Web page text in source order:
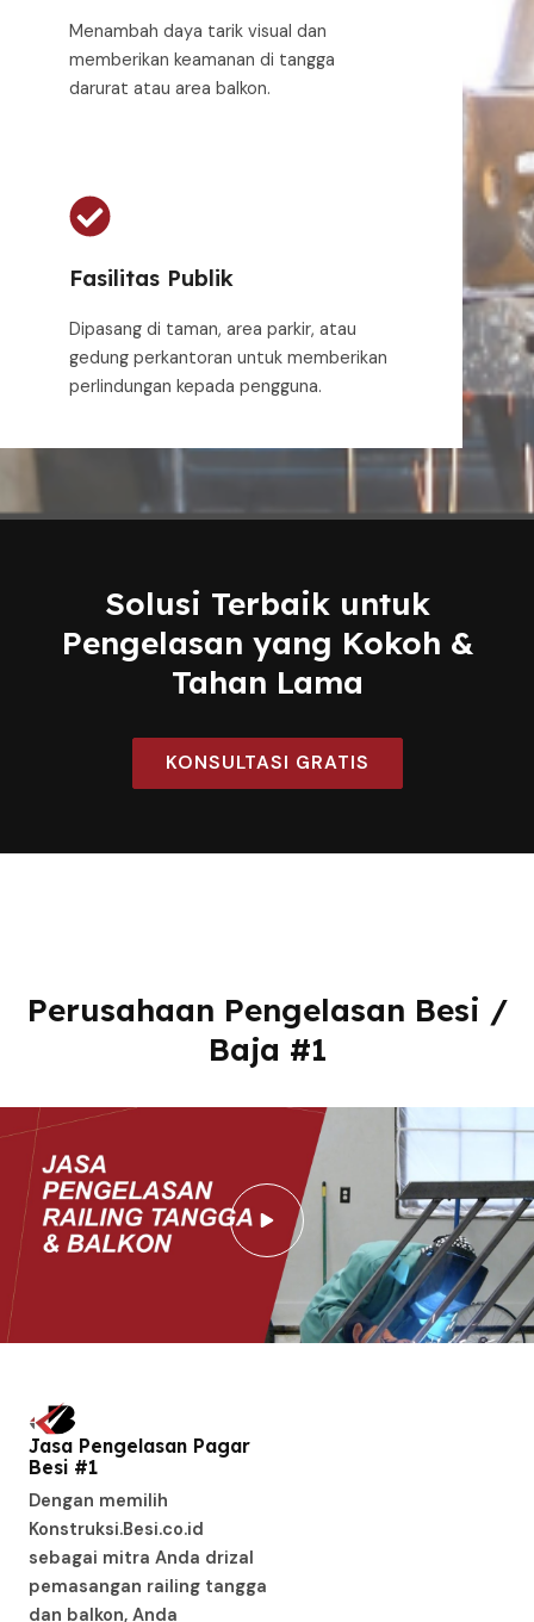
Menambah daya tarik visual dan
memberikan keamanan di tangga
darurat atau area balkon.
Fasilitas Publik
Dipasang di taman, area parkir, atau
gedung perkantoran untuk memberikan
perlindungan kepada pengguna.
Solusi Terbaik untuk
Pengelasan yang Kokoh &
Tahan Lama
KONSULTASI GRATIS
Perusahaan Pengelasan Besi /
Baja #1
Jasa Pengelasan Pagar
Besi #1
Dengan memilih
Konstruksi.Besi.co.id
sebagai mitra Anda drizal
pemasangan railing tangga
dan balkon, Anda